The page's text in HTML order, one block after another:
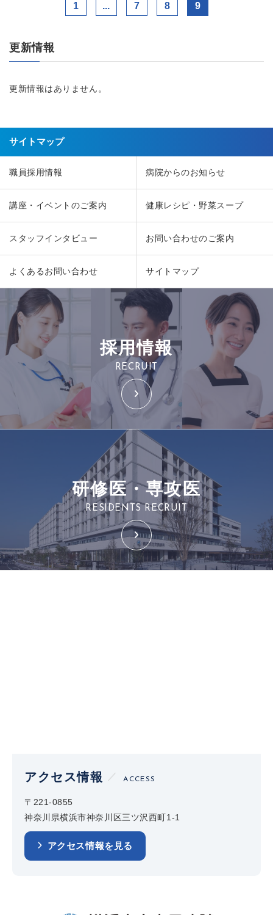
1 ... 7 8 9
更新情報
更新情報はありません。
サイトマップ
職員採用情報 病院からのお知らせ
講座・イベントのご案内 健康レシピ・野菜スープ
スタッフインタビュー お問い合わせのご案内
よくあるお問い合わせ サイトマップ
採用情報
RECRUIT
研修医・専攻医
RESIDENTS RECRUIT
アクセス情報 ACCESS
〒221-0855
神奈川県横浜市神奈川区三ツ沢西町1-1
アクセス情報を見る